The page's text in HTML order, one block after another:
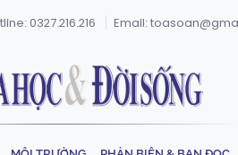
0327.216.216 Email: